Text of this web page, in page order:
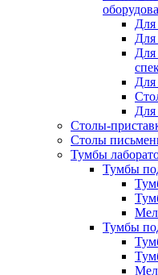
Для
Для
Для
Для
Столы-
Столы
Тумбы
Тумбы
Тумбы